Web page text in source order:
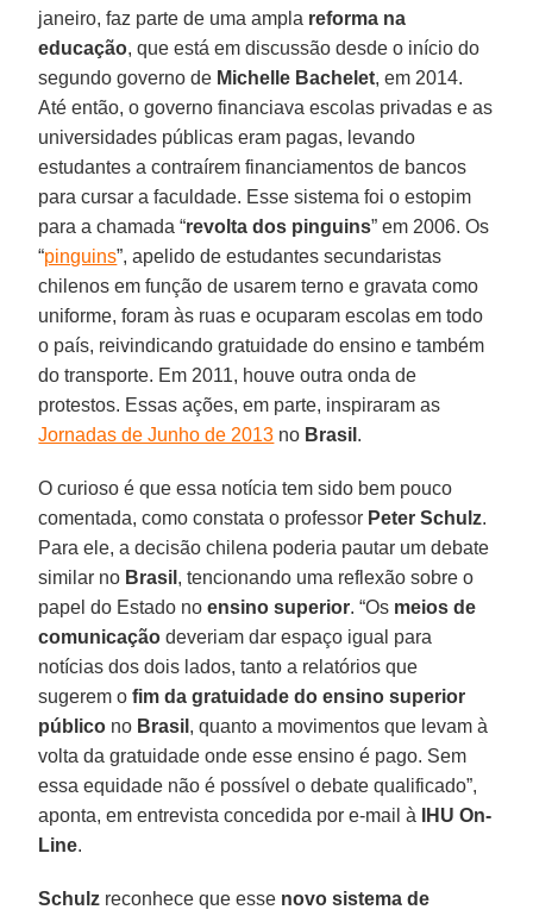
janeiro, faz parte de uma ampla reforma na
educação, que está em discussão desde o início do
segundo governo de Michelle Bachelet, em 2014.
Até então, o governo financiava escolas privadas e as
universidades públicas eram pagas, levando
estudantes a contraírem financiamentos de bancos
para cursar a faculdade. Esse sistema foi o estopim
para a chamada “revolta dos pinguins” em 2006. Os
“pinguins”, apelido de estudantes secundaristas
chilenos em função de usarem terno e gravata como
uniforme, foram às ruas e ocuparam escolas em todo
o país, reivindicando gratuidade do ensino e também
do transporte. Em 2011, houve outra onda de
protestos. Essas ações, em parte, inspiraram as
Jornadas de Junho de 2013 no Brasil .
O curioso é que essa notícia tem sido bem pouco
comentada, como constata o professor Peter Schulz.
Para ele, a decisão chilena poderia pautar um debate
similar no Brasil , tencionando uma reflexão sobre o
papel do Estado noensino superior. “Os meios de
comunicação deveriam dar espaço igual para
notícias dos dois lados, tanto a relatórios que
sugerem ofim da gratuidade do ensino superior
público no Brasil , quanto a movimentos que levam à
volta da gratuidade onde esse ensino é pago. Sem
essa equidade não é possível o debate qualificado”,
aponta, em entrevista concedida por e-mail à IHU On-
Line.
Schulz reconhece que esse novo sistema de